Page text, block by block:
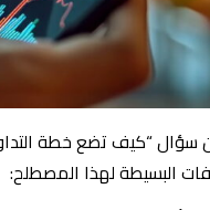
سؤال “كيف تضع خطة
البسيطة لهذا المصطلح: